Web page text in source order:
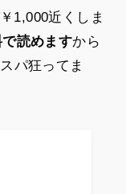
1,000近くしま
読めますから
パ狂ってま